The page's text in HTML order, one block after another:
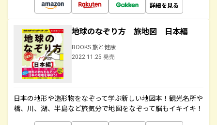
詳細を見る
地球のなぞり方 旅地図 日本編
BOOKS 旅と健康
2022.11.25 発売
日本の地形や造形物をなぞって学ぶ新しい地図本！観光名所や
橋、川、湖、半島など旅気分で地図をなぞって脳もイキイキ！